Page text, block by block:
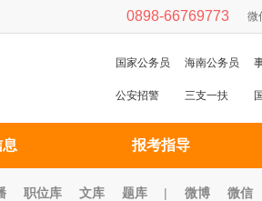
微
0898-66769773
国家公务员 海南公务员
公安招警 三支一扶
报考指导
职位库 文库 题库 | 微博 微信